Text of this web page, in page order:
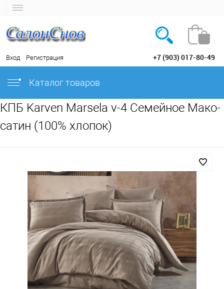
Вход Регистрация +7 (903) 017-80-49
Каталог товаров
КПБ Karven Marsela v-4 Семейное Мако-
сатин (100% хлопок)